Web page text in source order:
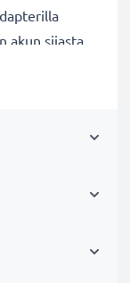
akun sijasta
tai